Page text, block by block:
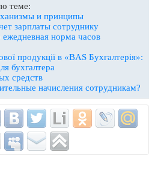
теме:
и принципы
зарплаты сотруднику
норма часов
продукцiї в «BAS Бухгалтерiя»:
бухгалтера
средств
начисления сотрудникам?